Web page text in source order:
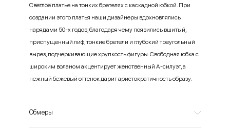
Светлое платье на тонких бретелях с каскадной юбкой. При
создании этого платья наши дизайнеры вдохновлялись
нарядами 50-х годов, благодаря чему появились вшитый,
приспущенный лиф, тонкие бретели и глубокий треугольный
вырез, подчеркивающие хрупкость фигуры. Свободная юбка с
широким воланом акцентирует женственный А-силуэт, а
нежный бежевый оттенок дарит аристократичность образу.
Обмеры